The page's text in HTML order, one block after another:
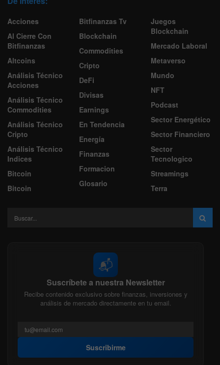
Acciones
Al Cierre Con
Bitfinanzas
Altcoins
Análisis Técnico
Acciones
Análisis Técnico
Commodities
Análisis Técnico
Cripto
Análisis Técnico
Indices
Bitcoin
Bitcoin
Bitfinanzas Tv
Blockchain
Commodities
Cripto
DeFi
Divisas
Earnings
En Tendencia
Energía
Finanzas
Formacion
Glosario
Juegos
Blockchain
Mercado Laboral
Metaverso
Mundo
NFT
Podcast
Sector Energético
Sector Financiero
Sector
Tecnologico
Streamings
Terra
📬
Suscríbete a nuestra Newsletter
Recibe contenido exclusivo sobre finanzas, inversiones y
análisis de mercado directamente en tu email.
Suscribirme